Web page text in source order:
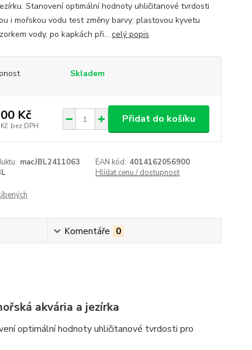
Stanovení optimální hodnoty uhličitanové tvrdosti
i mořskou vodu test změny barvy: plastovou kyvetu
vody, po kapkách při... celý popis
Skladem
Kč
bez DPH
Přidat do košíku
macJBL2411063 EAN kód: 4014162056900
Hlídat cenu / dostupnost
Komentáře 0
akvária a jezírka
optimální hodnoty uhličitanové tvrdosti pro